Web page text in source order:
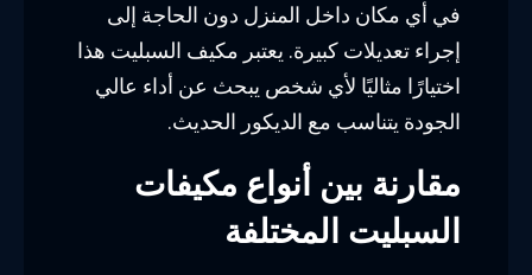
في أي مكان داخل المنزل دون الحاجة إلى
إجراء تعديلات كبيرة. يعتبر مكيف السبليت هذا
اختيارًا مثاليًا لأي شخص يبحث عن أداء عالي
الجودة يتناسب مع الديكور الحديث.
مقارنة بين أنواع مكيفات
السبليت المختلفة